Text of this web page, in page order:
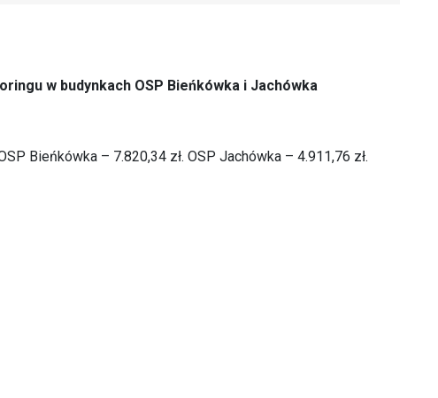
w budynkach OSP Bieńkówka i Jachówka
Bieńkówka – 7.820,34 zł. OSP Jachówka – 4.911,76 zł.